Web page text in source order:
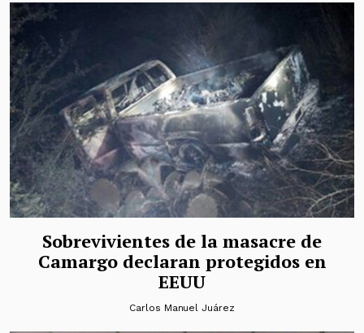
Sobrevivientes de la masacre de
Camargo declaran protegidos en
EEUU
Carlos Manuel Juárez